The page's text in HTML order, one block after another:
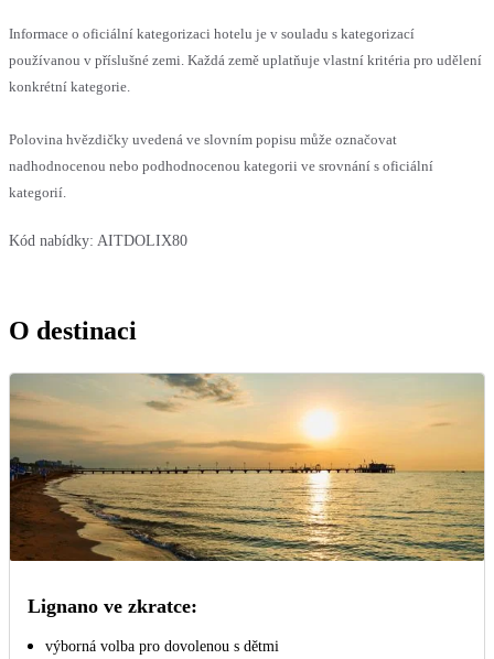
Informace o oficiální kategorizaci hotelu je v souladu s kategorizací
používanou v příslušné zemi. Každá země uplatňuje vlastní kritéria pro udělení
konkrétní kategorie.
Polovina hvězdičky uvedená ve slovním popisu může označovat
nadhodnocenou nebo podhodnocenou kategorii ve srovnání s oficiální
kategorií.
Kód nabídky: AITDOLIX80
O destinaci
Lignano ve zkratce:
výborná volba pro dovolenou s dětmi